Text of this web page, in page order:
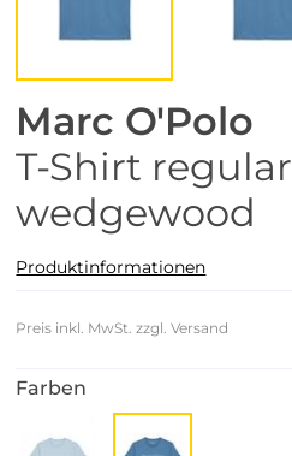
Marc O'Polo
T-Shirt regular
wedgewood
Produktinformationen
Preis inkl. MwSt. zzgl. Versand
Farben